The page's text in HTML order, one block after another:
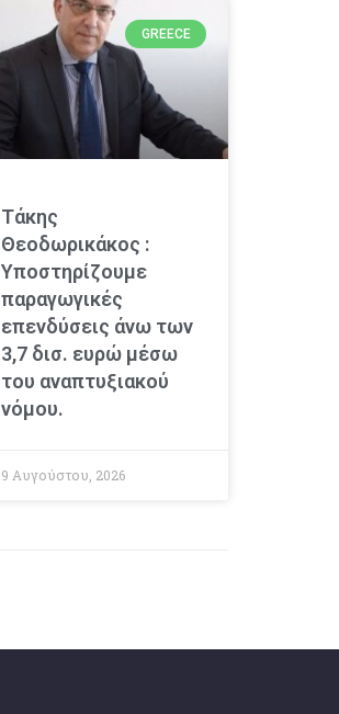
GREECE
Τάκης
Θεοδωρικάκος :
Υποστηρίζουμε
παραγωγικές
επενδύσεις άνω των
3,7 δισ. ευρώ μέσω
του αναπτυξιακού
νόμου.
9 Αυγούστου, 2026